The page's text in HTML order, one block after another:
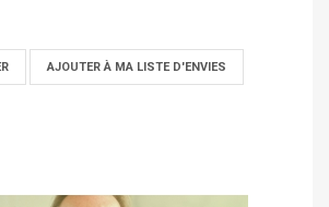
AJOUTER À MA LISTE D'ENVIES